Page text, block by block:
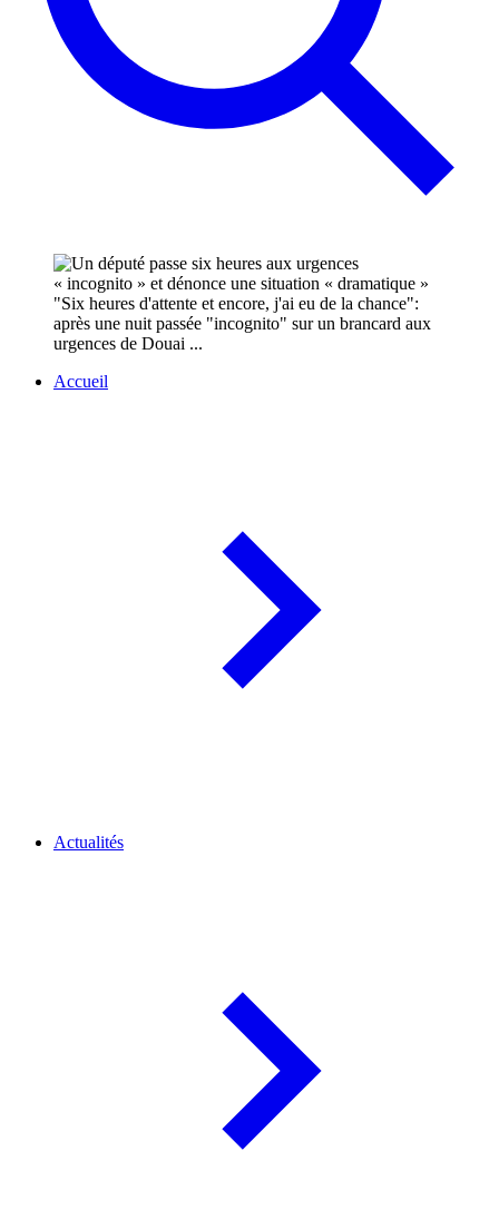
"Six heures d'attente et encore, j'ai eu de la chance":
après une nuit passée "incognito" sur un brancard aux
urgences de Douai ...
Accueil
Actualités